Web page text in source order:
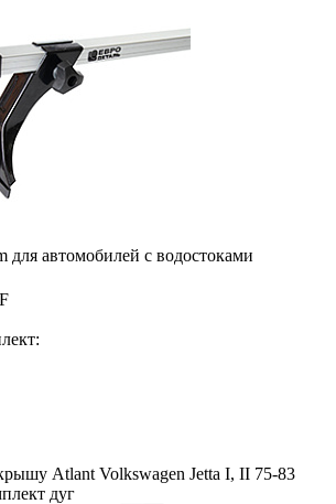
автомобилей с водостоками
Atlant Volkswagen Jetta I, II 75-83
дуг